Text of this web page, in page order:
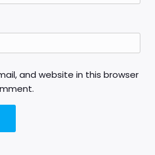
and website in this browser